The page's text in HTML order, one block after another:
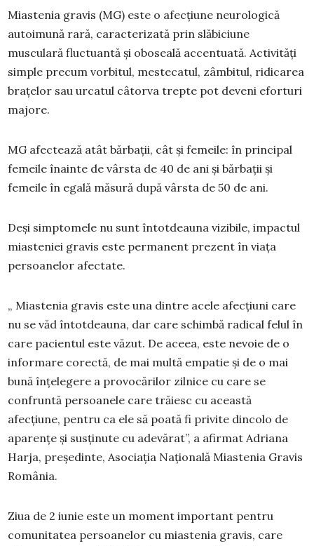
Miastenia gravis (MG) este o afecţiune neurologică
autoimună rară, caracterizată prin slăbiciune
musculară fluctuantă și oboseală accentuată. Activități
simple precum vorbitul, mestecatul, zâmbitul, ridicarea
brațelor sau urcatul câtorva trepte pot deveni eforturi
majore.
MG afectează atât bărbații, cât și femeile: în principal
femeile înainte de vârsta de 40 de ani și bărbații și
femeile în egală măsură după vârsta de 50 de ani.
Deși simptomele nu sunt întotdeauna vizibile, impactul
miasteniei gravis este permanent prezent în viața
persoanelor afectate.
„ Miastenia gravis este una dintre acele afecțiuni care
nu se văd întotdeauna, dar care schimbă radical felul în
care pacientul este văzut. De aceea, este nevoie de o
informare corectă, de mai multă empatie și de o mai
bună înțelegere a provocărilor zilnice cu care se
confruntă persoanele care trăiesc cu această
afecțiune, pentru ca ele să poată fi privite dincolo de
aparențe și susținute cu adevărat”, a afirmat Adriana
Harja, președinte, Asociația Națională Miastenia Gravis
România.
Ziua de 2 iunie este un moment important pentru
comunitatea persoanelor cu miastenia gravis, care